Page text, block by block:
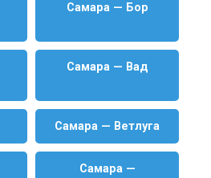
Самара — Бор
Самара — Вад
Самара — Ветлуга
Самара —